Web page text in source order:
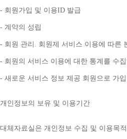
- 회원가입 및 이용ID 발급
- 계약의 성립
- 회원 관리 . 회원제 서비스 이용에 따른
- 회원의 서비스 이용에 대한 통계를 수
- 새로운 서비스 정보 제공 회원으로 가
개인정보의 보유 및 이용기간
대체자료실은 개인정보 수집 및 이용목